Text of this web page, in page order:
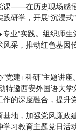
课——在历史现场感
研学，开展“沉浸式
业”实践。组织师
采，推动红色基因
党建+科研”主题讲
特邀西安外国语大
的深度融合，提升
地，加强党风廉
习教育主题党日活